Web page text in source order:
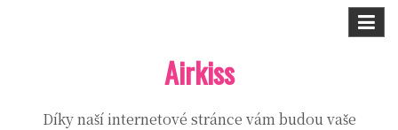
Airkiss
Díky naší internetové stránce vám budou vaše